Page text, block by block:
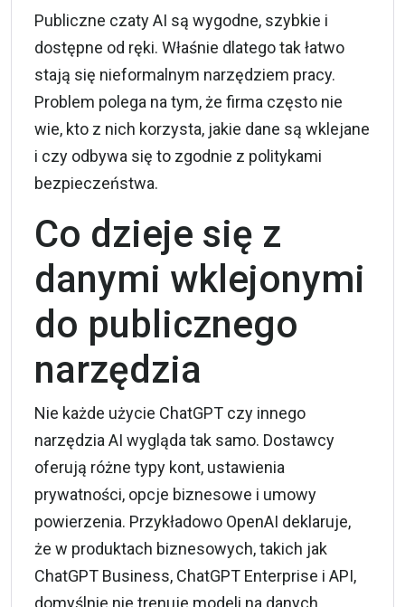
Publiczne czaty AI są wygodne, szybkie i
dostępne od ręki. Właśnie dlatego tak łatwo
stają się nieformalnym narzędziem pracy.
Problem polega na tym, że firma często nie
wie, kto z nich korzysta, jakie dane są wklejane
i czy odbywa się to zgodnie z politykami
bezpieczeństwa.
Co dzieje się z
danymi wklejonymi
do publicznego
narzędzia
Nie każde użycie ChatGPT czy innego
narzędzia AI wygląda tak samo. Dostawcy
oferują różne typy kont, ustawienia
prywatności, opcje biznesowe i umowy
powierzenia. Przykładowo OpenAI deklaruje,
że w produktach biznesowych, takich jak
ChatGPT Business, ChatGPT Enterprise i API,
domyślnie nie trenuje modeli na danych